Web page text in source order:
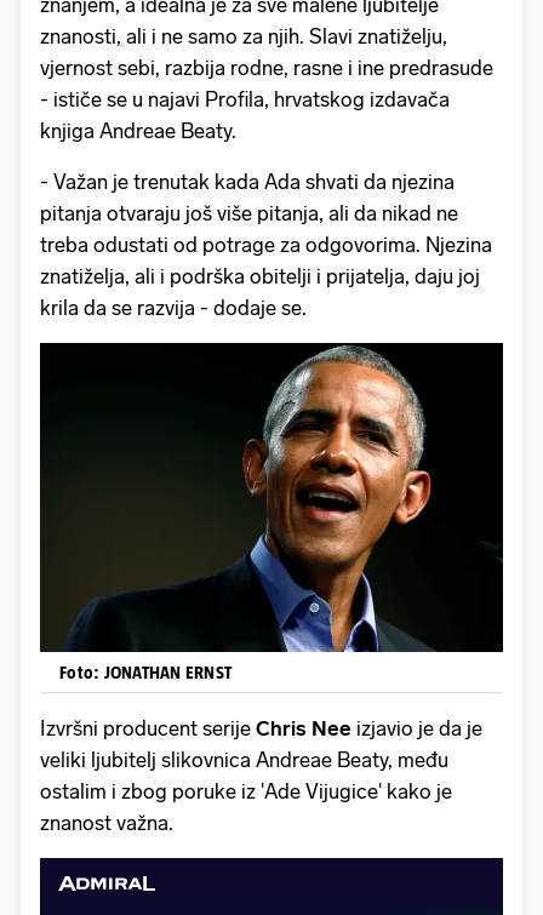
znanosti, ali i ne samo za njih. Slavi znatiželju,
vjernost sebi, razbija rodne, rasne i ine predrasude
- ističe se u najavi Profila, hrvatskog izdavača
knjiga Andreae Beaty.
- Važan je trenutak kada Ada shvati da njezina
pitanja otvaraju još više pitanja, ali da nikad ne
treba odustati od potrage za odgovorima. Njezina
znatiželja, ali i podrška obitelji i prijatelja, daju joj
krila da se razvija - dodaje se.
Foto: JONATHAN ERNST
Izvršni producent serije Chris Nee izjavio je da je
veliki ljubitelj slikovnica Andreae Beaty, među
ostalim i zbog poruke iz 'Ade Vijugice' kako je
znanost važna.